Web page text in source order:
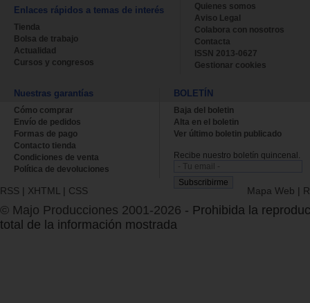
Enlaces rápidos a temas de interés
Tienda
Bolsa de trabajo
Actualidad
Cursos y congresos
Quienes somos
Aviso Legal
Colabora con nosotros
Contacta
ISSN 2013-0627
Gestionar cookies
Nuestras garantías
Cómo comprar
Envío de pedidos
Formas de pago
Contacto tienda
Condiciones de venta
Política de devoluciones
BOLETÍN
Baja del boletin
Alta en el boletin
Ver último boletin publicado
Recibe nuestro boletín quincenal.
RSS | XHTML | CSS Mapa Web |
© Majo Producciones 2001-2026 - Prohibida la
total de la información mostrada